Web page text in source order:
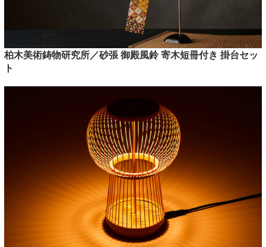
柏木美術鋳物研究所／砂張 御殿風鈴 寄木短冊付き 掛台セッ
ト